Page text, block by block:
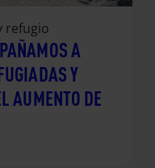
refugio
A
Y
AUMENTO DE